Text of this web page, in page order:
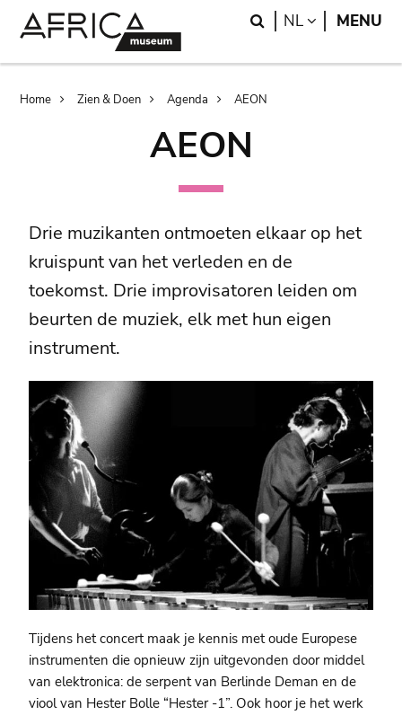
Search
NL LANGUAGE
MENU
Breadcrumb
Home Zien & Doen Agenda AEON
AEON
Drie muzikanten ontmoeten elkaar op het
kruispunt van het verleden en de
toekomst. Drie improvisatoren leiden om
beurten de muziek, elk met hun eigen
instrument.
Tijdens het concert maak je kennis met oude Europese
instrumenten die opnieuw zijn uitgevonden door middel
van elektronica: de serpent van Berlinde Deman en de
viool van Hester Bolle “Hester -1”. Ook hoor je het werk